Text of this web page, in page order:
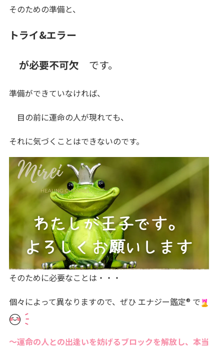
そのための準備と、
トライ&エラー
が必要不可欠 です。
準備ができていなければ、
目の前に運命の人が現れても、
それに気づくことはできないのです。
そのために必要なことは・・・
個々によって異なりますので、ぜひ エナジー鑑定® で
～運命の人との出逢いを妨げるブロックを解放し、本当